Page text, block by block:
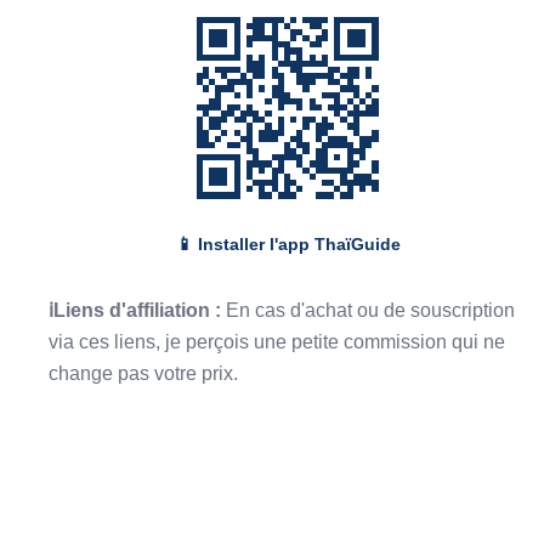
📱 Installer l'app ThaïGuide
ℹLiens d'affiliation : En cas d'achat ou de souscription
via ces liens, je perçois une petite commission qui ne
change pas votre prix.